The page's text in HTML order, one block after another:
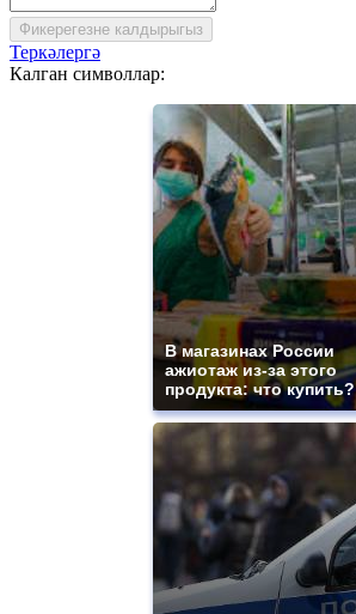
Фикерегезне калдырыгыз
Теркәлергә
Калган символлар:
В магазинах России
ажиотаж из-за этого
продукта: что купить?